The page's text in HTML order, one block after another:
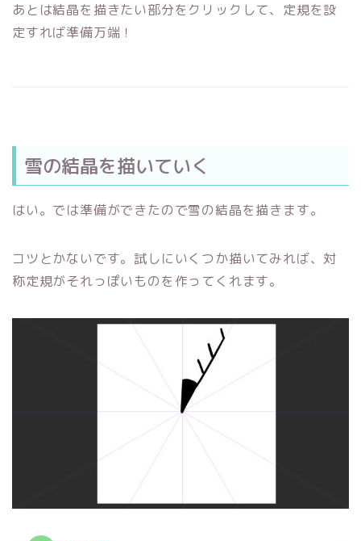
あとは結晶を描きたい部分をクリックして、定規を設
定すれば準備万端！
雪の結晶を描いていく
はい。では準備ができたので雪の結晶を描きます。
コツとかないです。試しにいくつか描いてみれば、対
称定規がそれっぽいものを作ってくれます。